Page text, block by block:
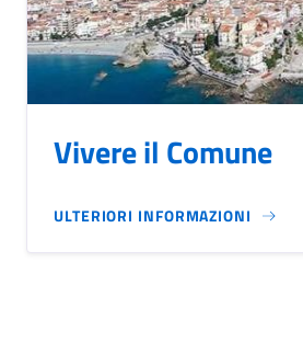
Vivere il Comune
ULTERIORI INFORMAZIONI